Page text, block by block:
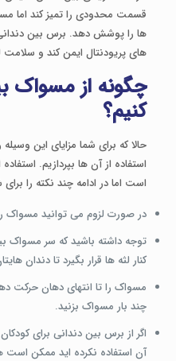
قسمت محدودی را تمیز کند اما
ها را پوشش دهد. برس بین دندانی
های پریودنتال ایمن کند و سلامت
چگونه از مسواک
کنیم؟
حالا که برای شما مزایای این
استفاده از آن ها بپردازیم.
است اما در ادامه چند نکته را
در صورت لزوم می توانید مسواک
توجه داشته باشید که سر مسواک
کنار لثه ها قرار بگیرد تا دندان
مسواک را تا انتهای دهان حرکت
چند بار مسواک بزنید.
اگر از برس بین دندانی برای
آن استفاده نکرده اید ممکن است